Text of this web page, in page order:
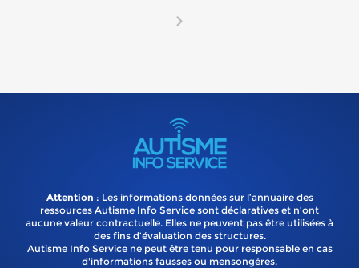
Attention : Les informations données sur l’annuaire des
ressources Autisme Info Service sont déclaratives et n’ont
aucune valeur contractuelle. Elles ne peuvent pas être utilisées à
des fins d’évaluation des structures.
Autisme Info Service ne peut être tenu pour responsable en cas
d'informations fausses ou mensongères.